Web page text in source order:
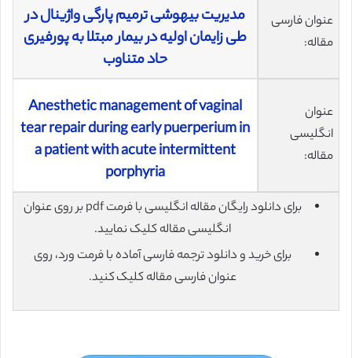
عنوان فارسی
مقاله:
مدیریت بیهوشی ترمیم پارگی واژینال در
طی زایمان اولیه در بیمار مبتلا به پورفیری
حاد متناوب
عنوان
انگلیسی
مقاله:
Anesthetic management of vaginal
tear repair during early puerperium in
a patient with acute intermittent
porphyria
برای دانلود رایگان مقاله انگلیسی با فرمت pdf بر روی عنوان
انگلیسی مقاله کلیک نمایید.
برای خرید و دانلود ترجمه فارسی آماده با فرمت ورد، روی
عنوان فارسی مقاله کلیک کنید.